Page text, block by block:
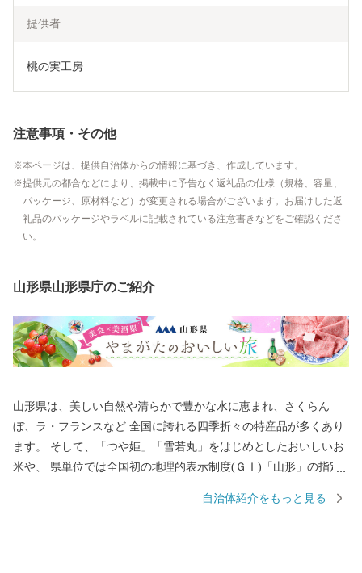
提供者
桃の実工房
注意事項・その他
本ページは、提供自治体からの情報に基づき、作成しています。
提供元の都合などにより、掲載中に予告なく返礼品の仕様（規格、容量、
パッケージ、原材料など）が変更される場合がございます。お届けした返
礼品のパッケージやラベルに記載されている注意書きなどをご確認くださ
い。
山形県山形県庁のご紹介
山形県は、美しい自然や清らかで豊かな水に恵まれ、さくらん
ぼ、ラ・フランスなど 全国に誇れる四季折々の特産品が多くあり
ます。 そして、「つや姫」「雪若丸」をはじめとしたおいしいお
米や、 県単位では全国初の地理的表示制度(ＧＩ)「山形」の指定
しい逸品も自慢です。 また、最上川舟運によって伝えられた上方
自治体紹介をもっと見る